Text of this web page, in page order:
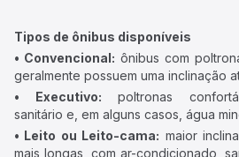
Tipos de ônibus disponíveis
• Convencional: ônibus com
geralmente possuem uma inclinação
• Executivo: poltronas
sanitário e, em alguns casos, água
• Leito ou Leito-cama: maior
mais longas, com ar-condicionado,